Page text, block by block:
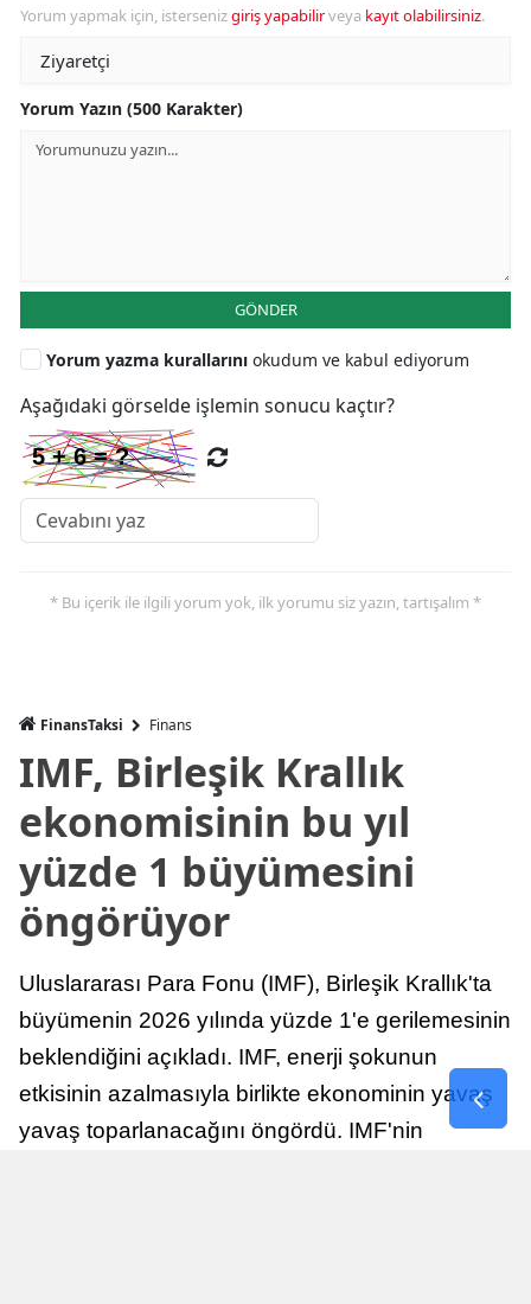
Yorum yapmak için, istersenizgiriş yapabilirveya kayıt olabilirsiniz.
Yorum Yazın (500 Karakter)
GÖNDER
Yorum yazma kurallarını okudum ve kabul ediyorum
Aşağıdaki görselde işlemin sonucu kaçtır?
* Bu içerik ile ilgili yorum yok, ilk yorumu siz yazın, tartışalım *
FinansTaksi Finans
IMF, Birleşik Krallık
ekonomisinin bu yıl
yüzde 1 büyümesini
öngörüyor
Uluslararası Para Fonu (IMF), Birleşik Krallık'ta
büyümenin 2026 yılında yüzde 1'e gerilemesinin
beklendiğini açıkladı. IMF, enerji şokunun
etkisinin azalmasıyla birlikte ekonominin yavaş
yavaş toparlanacağını öngördü. IMF'nin